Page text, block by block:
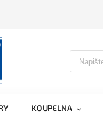
KOUPELNA